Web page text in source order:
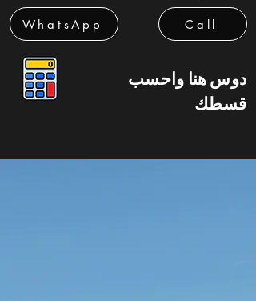
WhatsApp Call
دوس هنا واحسب
قسطك